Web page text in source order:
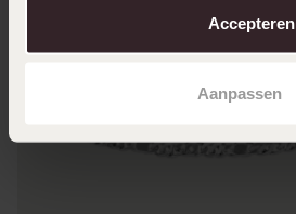
Accepteren
Aanpassen